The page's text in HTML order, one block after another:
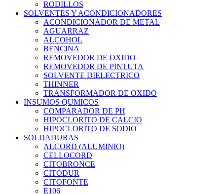
RODILLOS
SOLVENTES Y ACONDICIONADORES
ACONDICIONADOR DE METAL
AGUARRAZ
ALCOHOL
BENCINA
REMOVEDOR DE OXIDO
REMOVEDOR DE PINTUTA
SOLVENTE DIELECTRICO
THINNER
TRANSFORMADOR DE OXIDO
INSUMOS QUMICOS
COMPARADOR DE PH
HIPOCLORITO DE CALCIO
HIPOCLORITO DE SODIO
SOLDADURAS
ALCORD (ALUMINIO)
CELLOCORD
CITOBRONCE
CITODUR
CITOFONTE
E106